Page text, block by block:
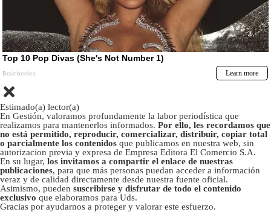
Estimado(a) lector(a)
En Gestión, valoramos profundamente la labor periodística que
realizamos para mantenerlos informados. Por ello, les recordamos que
no está permitido, reproducir, comercializar, distribuir, copiar total
o parcialmente los contenidos que publicamos en nuestra web, sin
autorizacion previa y expresa de Empresa Editora El Comercio S.A.
En su lugar, los invitamos a compartir el enlace de nuestras
publicaciones, para que más personas puedan acceder a información
veraz y de calidad directamente desde nuestra fuente oficial.
Asimismo, pueden suscribirse y disfrutar de todo el contenido
exclusivo que elaboramos para Uds.
Gracias por ayudarnos a proteger y valorar este esfuerzo.